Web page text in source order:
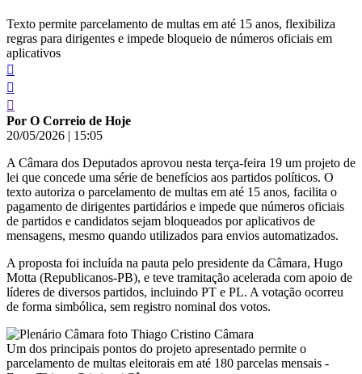
Texto permite parcelamento de multas em até 15 anos, flexibiliza
regras para dirigentes e impede bloqueio de números oficiais em
aplicativos
Por O Correio de Hoje
20/05/2026 | 15:05
A Câmara dos Deputados aprovou nesta terça-feira 19 um projeto de
lei que concede uma série de benefícios aos partidos políticos. O
texto autoriza o parcelamento de multas em até 15 anos, facilita o
pagamento de dirigentes partidários e impede que números oficiais
de partidos e candidatos sejam bloqueados por aplicativos de
mensagens, mesmo quando utilizados para envios automatizados.
A proposta foi incluída na pauta pelo presidente da Câmara, Hugo
Motta (Republicanos-PB), e teve tramitação acelerada com apoio de
líderes de diversos partidos, incluindo PT e PL. A votação ocorreu
de forma simbólica, sem registro nominal dos votos.
Um dos principais pontos do projeto apresentado permite o
parcelamento de multas eleitorais em até 180 parcelas mensais -